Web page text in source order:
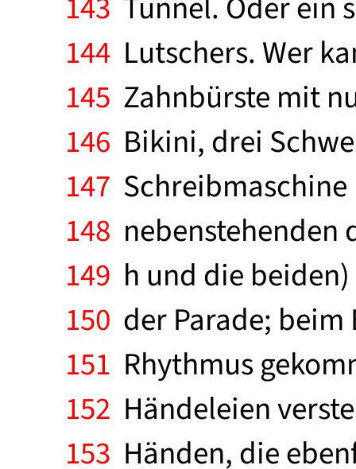
144 Lutschers. Wer
145 Zahnbürste mit
146 Bikini, drei
147
148 nebenstehenden
149 h und die
150 der Parade;
151 Rhythmus
152 Händeleien
153 Händen, die